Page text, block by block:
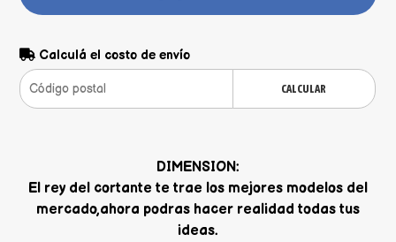
Calculá el costo de envío
CALCULAR
DIMENSION:
El rey del cortante te trae los mejores modelos del
mercado,ahora podras hacer realidad todas tus
ideas.